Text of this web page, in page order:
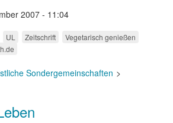
2007 - 11:04
UL Zeitschrift
Vegetarisch genießen
Sondergemeinschaften